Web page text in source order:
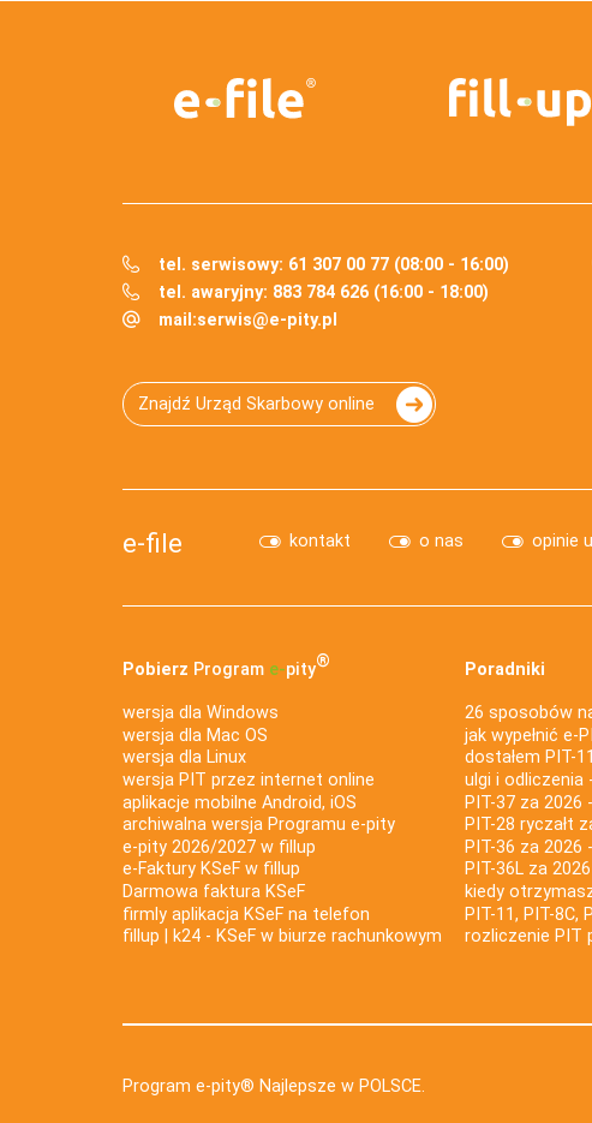
tel. serwisowy: 61 307 00 77 (08:00 - 16:00)
tel. awaryjny: 883 784 626 (16:00 - 18:00)
mail:serwis@e-pity.pl
Znajdź Urząd Skarbowy online
e-file kontakt o nas opinie
Pobierz Program e‑pity®
wersja dla Windows
wersja dla Mac OS
wersja dla Linux
wersja PIT przez internet online
aplikacje mobilne Android, iOS
archiwalna wersja Programu e-pity
e-pity 2026/2027 w fillup
e‑Faktury KSeF w fillup
Darmowa faktura KSeF
firmly aplikacja KSeF na telefon
fillup | k24 - KSeF w biurze rachunkowym
Poradniki
26 sposobów
jak wypełnić e-
dostałem PIT-
ulgi i odliczenia
PIT-37 za 2026
PIT-28 ryczałt
PIT-36 za 2026
PIT-36L za
kiedy
PIT-11, PIT-8C,
rozliczenie PIT
Program e-pity® Najlepsze w POLSCE.